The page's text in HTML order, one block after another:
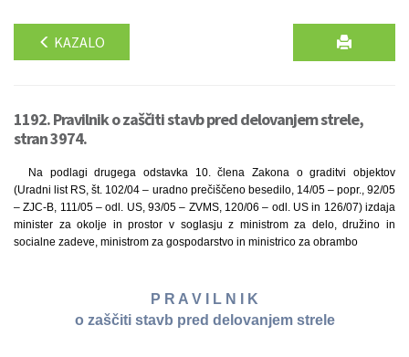
KAZALO
1192. Pravilnik o zaščiti stavb pred delovanjem strele,
stran 3974.
Na podlagi drugega odstavka 10. člena Zakona o graditvi objektov
(Uradni list RS, št. 102/04 – uradno prečiščeno besedilo, 14/05 – popr., 92/05
– ZJC-B, 111/05 – odl. US, 93/05 – ZVMS, 120/06 – odl. US in 126/07) izdaja
minister za okolje in prostor v soglasju z ministrom za delo, družino in
socialne zadeve, ministrom za gospodarstvo in ministrico za obrambo
P R A V I L N I K
o zaščiti stavb pred delovanjem strele